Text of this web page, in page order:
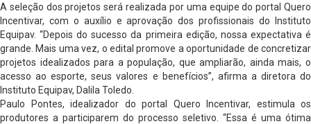
A seleção dos projetos será realizada por uma equipe do portal Quero
Incentivar, com o auxílio e aprovação dos profissionais do Instituto
Equipav. “Depois do sucesso da primeira edição, nossa expectativa é
grande. Mais uma vez, o edital promove a oportunidade de concretizar
projetos idealizados para a população, que ampliarão, ainda mais, o
acesso ao esporte, seus valores e benefícios”, afirma a diretora do
Instituto Equipav, Dalila Toledo.
Paulo Pontes, idealizador do portal Quero Incentivar, estimula os
produtores a participarem do processo seletivo. “Essa é uma ótima